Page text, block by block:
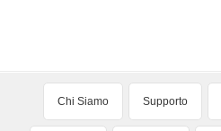
Chi Siamo Supporto